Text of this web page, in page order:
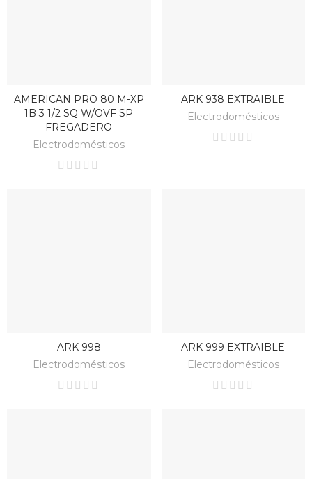
BAJO PEDIDO
AMERICAN PRO 80 M-XP
1B 3 1/2 SQ W/OVF SP
FREGADERO
Electrodomésticos
BAJO PEDIDO
ARK 938 EXTRAIBLE
Electrodomésticos
BAJO PEDIDO
ARK 998
Electrodomésticos
BAJO PEDIDO
ARK 999 EXTRAIBLE
Electrodomésticos